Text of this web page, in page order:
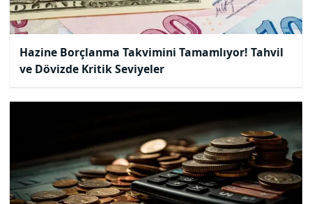
Hazine Borçlanma Takvimini Tamamlıyor! Tahvil
ve Dövizde Kritik Seviyeler